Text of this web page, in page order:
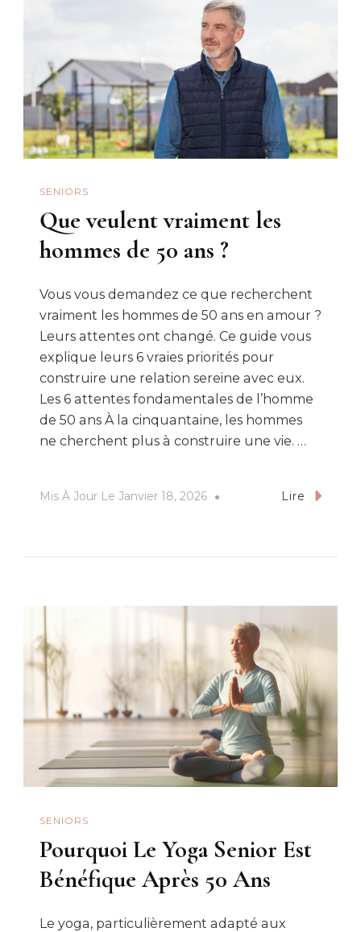
SENIORS
Que veulent vraiment les
hommes de 50 ans ?
Vous vous demandez ce que recherchent
vraiment les hommes de 50 ans en amour ?
Leurs attentes ont changé. Ce guide vous
explique leurs 6 vraies priorités pour
construire une relation sereine avec eux.
Les 6 attentes fondamentales de l’homme
de 50 ans À la cinquantaine, les hommes
ne cherchent plus à construire une vie. …
Mis À Jour Le Janvier 18, 2026 Lire
SENIORS
Pourquoi Le Yoga Senior Est
Bénéfique Après 50 Ans
Le yoga, particulièrement adapté aux